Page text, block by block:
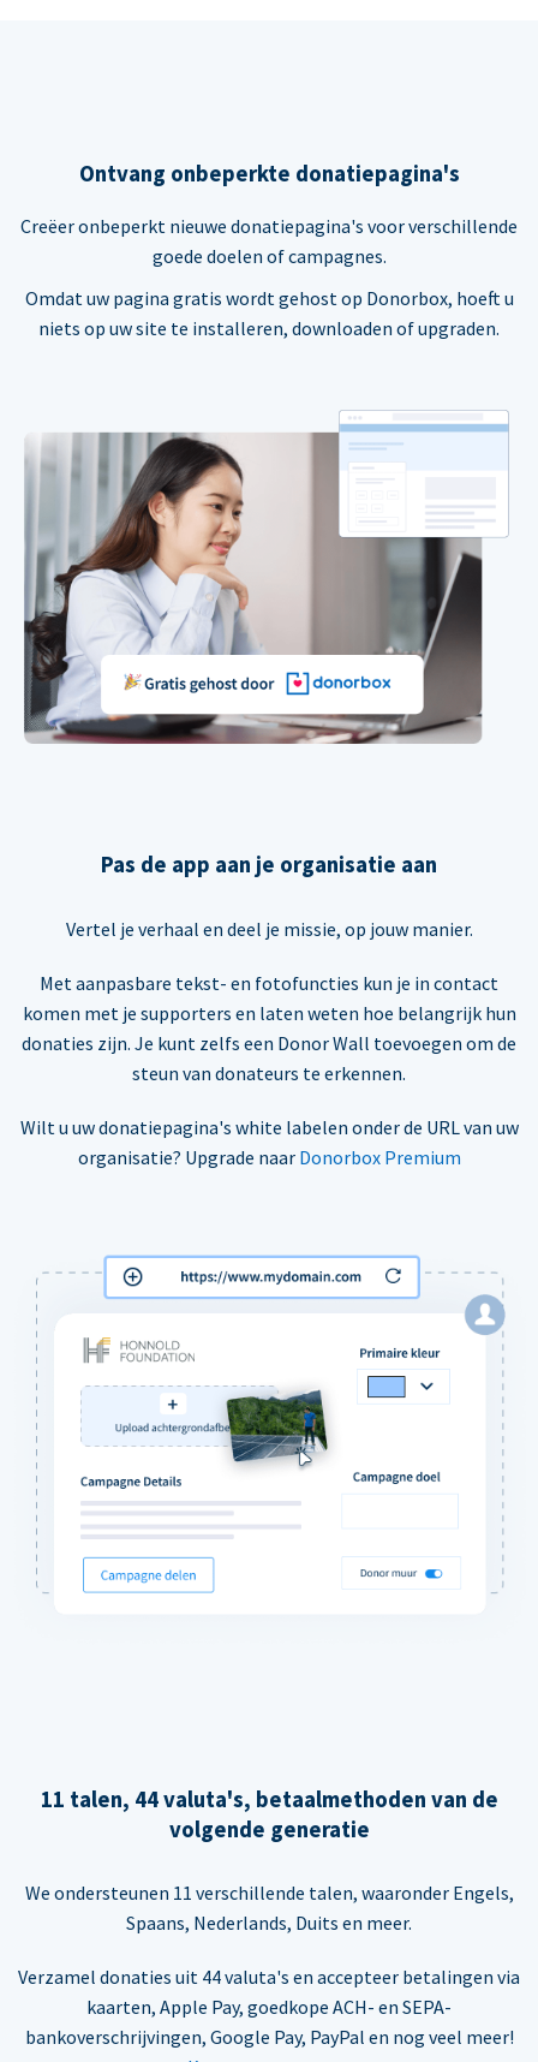
Ontvang onbeperkte donatiepagina's
Creëer onbeperkt nieuwe donatiepagina's voor verschillende
goede doelen of campagnes.
Omdat uw pagina gratis wordt gehost op Donorbox, hoeft u
niets op uw site te installeren, downloaden of upgraden.
Pas de app aan je organisatie aan
Vertel je verhaal en deel je missie, op jouw manier.
Met aanpasbare tekst- en fotofuncties kun je in contact
komen met je supporters en laten weten hoe belangrijk hun
donaties zijn. Je kunt zelfs een Donor Wall toevoegen om de
steun van donateurs te erkennen.
Wilt u uw donatiepagina's white labelen onder de URL van uw
organisatie? Upgrade naar Donorbox Premium
11 talen, 44 valuta's, betaalmethoden van de
volgende generatie
We ondersteunen 11 verschillende talen, waaronder Engels,
Spaans, Nederlands, Duits en meer.
Verzamel donaties uit 44 valuta's en accepteer betalingen via
kaarten, Apple Pay, goedkope ACH- en SEPA-
bankoverschrijvingen, Google Pay, PayPal en nog veel meer!